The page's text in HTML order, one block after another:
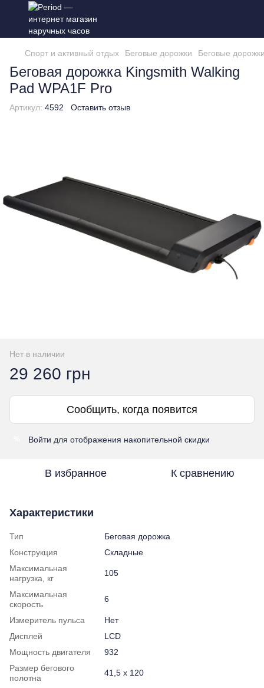
Спорт и активный отдых Беговые дорожки Беговые
Беговая дорожка Kingsmith Walking
Pad WPA1F Pro
Артикул: 4592 Оставить отзыв
Нет в наличии
29 260 грн
Сообщить, когда появится
Войти для отображения накопительной скидки
В избранное К сравнению
Характеристики
Тип
Беговая дорожка
Конструкция
Складные
Максимальная
нагрузка, кг
105
Максимальная
скорость
6
Измеритель пульса
Нет
Дисплей
LCD
Мощность двигателя
932
Размер бегового
полотна
41,5 x 120